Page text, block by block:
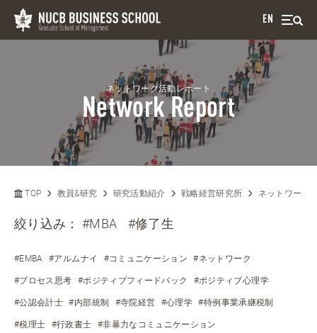
EN
ネットワーク活動レポート
Network Report
TOP 教員&研究 研究活動紹介 戦略経営研究所 ネットワーク
絞り込み：#MBA #修了生
#EMBA #アルムナイ #コミュニケーション #ネットワーク
#プロセス思考 #ポジティブフィードバック #ポジティブ心理学
#公認会計士 #内部統制 #寺院経営 #心理学 #特例事業承継税制
#税理士 #行政書士 #非暴力なコミュニケーション